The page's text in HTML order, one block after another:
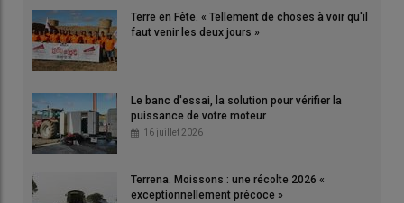
Terre en Fête. « Tellement de choses à voir qu'il
faut venir les deux jours »
Le banc d'essai, la solution pour vérifier la
puissance de votre moteur
16 juillet 2026
Terrena. Moissons : une récolte 2026 «
exceptionnellement précoce »